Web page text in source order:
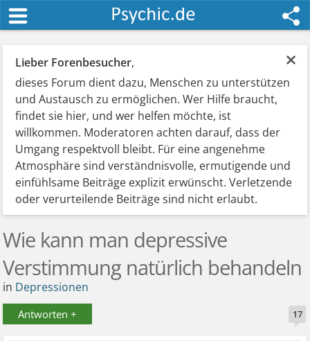
×
Lieber Forenbesucher,
dieses Forum dient dazu, Menschen zu unterstützen
und Austausch zu ermöglichen. Wer Hilfe braucht,
findet sie hier, und wer helfen möchte, ist
willkommen. Moderatoren achten darauf, dass der
Umgang respektvoll bleibt. Für eine angenehme
Atmosphäre sind verständnisvolle, ermutigende und
einfühlsame Beiträge explizit erwünscht. Verletzende
oder verurteilende Beiträge sind nicht erlaubt.
Wie kann man depressive
Verstimmung natürlich behandeln
in Depressionen
Antworten + 17